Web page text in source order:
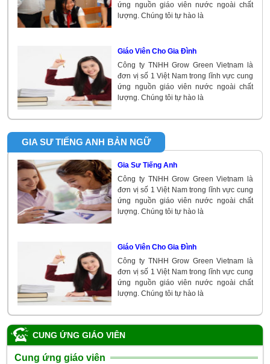
ứng nguồn giáo viên nước ngoài chất
lượng. Chúng tôi tự hào là
Giáo Viên Cho Gia Đình
Công ty TNHH Grow Green Vietnam là
đơn vị số 1 Việt Nam trong lĩnh vực cung
ứng nguồn giáo viên nước ngoài chất
lượng. Chúng tôi tự hào là
GIA SƯ TIẾNG ANH BẢN NGỮ
Gia Sư Tiếng Anh
Công ty TNHH Grow Green Vietnam là
đơn vị số 1 Việt Nam trong lĩnh vực cung
ứng nguồn giáo viên nước ngoài chất
lượng. Chúng tôi tự hào là
Giáo Viên Cho Gia Đình
Công ty TNHH Grow Green Vietnam là
đơn vị số 1 Việt Nam trong lĩnh vực cung
ứng nguồn giáo viên nước ngoài chất
lượng. Chúng tôi tự hào là
CUNG ỨNG GIÁO VIÊN
Cung ứng giáo viên